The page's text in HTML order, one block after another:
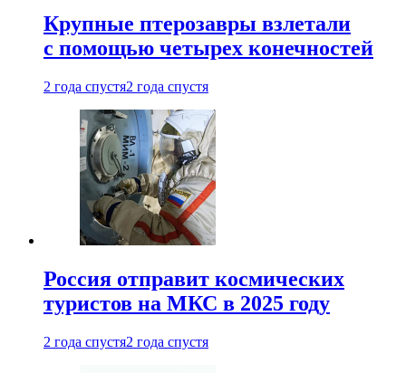
Крупные птерозавры взлетали
с помощью четырех конечностей
2 года спустя2 года спустя
Россия отправит космических
туристов на МКС в 2025 году
2 года спустя2 года спустя